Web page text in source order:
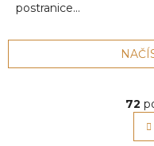
postranice...
72